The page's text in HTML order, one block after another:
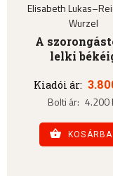
Elisabeth
Wurzel
A
lelki
Kiadói ár:
Bolti ár: 4.200
KOSÁRBA